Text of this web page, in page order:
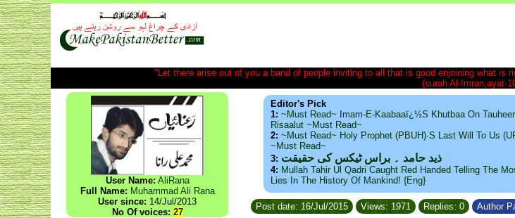
"Let there arise out of you a band of people inviting to all that is good enjoining what is
(surah Al-Imran,ayat-
User Name: AliRana
Full Name: Muhammad Ali Rana
User since: 14/Jul/2013
No Of voices: 27
Editor's Pick
1: ~Must Read~ Imam-E-Kaabaaï¿½s Khutbaa On
Risaalut ~Must Read~
2: ~Must Read~ Holy Prophet (PBUH)·s Last Will To Us
~Must Read~
3: ذید حامد ۔ براس ٹیکس کی حقیقت
4: Mullah Tahir Ul Qadri Caught Red Handed Telling The
Lies In The History Of Mankind! {Eng}
Post date: 16/Jul/2015 Views: 1971 Replies: 0 Author